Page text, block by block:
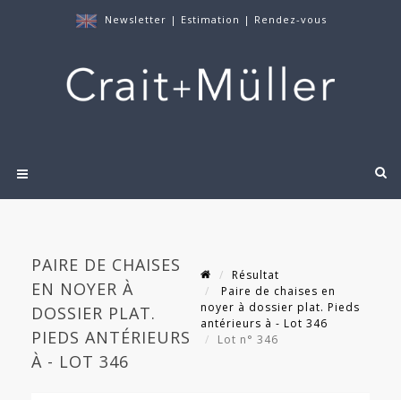
Newsletter | Estimation | Rendez-vous
PAIRE DE CHAISES
EN NOYER À
DOSSIER PLAT.
PIEDS ANTÉRIEURS
À - LOT 346
Résultat
Paire de chaises en
noyer à dossier plat. Pieds
antérieurs à - Lot 346
Lot n° 346